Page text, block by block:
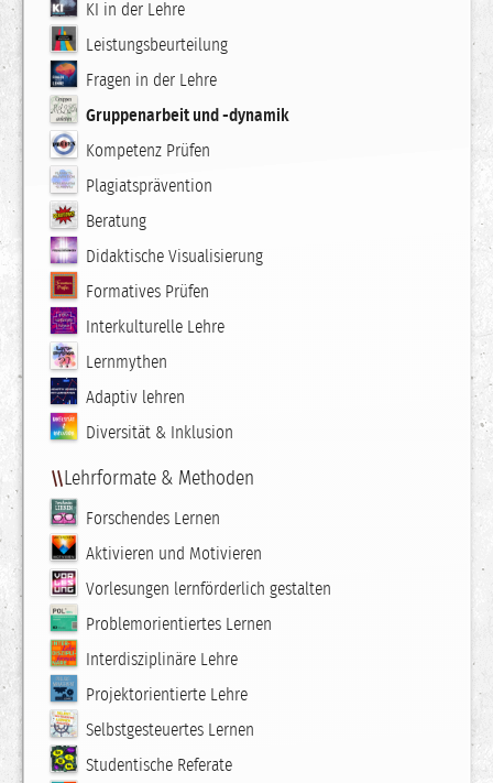
KI in der Lehre
Leistungsbeurteilung
Fragen in der Lehre
Gruppenarbeit und -dynamik
Kompetenz Prüfen
Plagiatsprävention
Beratung
Didaktische Visualisierung
Formatives Prüfen
Interkulturelle Lehre
Lernmythen
Adaptiv lehren
Diversität & Inklusion
Lehrformate & Methoden
Forschendes Lernen
Aktivieren und Motivieren
Vorlesungen lernförderlich gestalten
Problemorientiertes Lernen
Interdisziplinäre Lehre
Projektorientierte Lehre
Selbstgesteuertes Lernen
Studentische Referate